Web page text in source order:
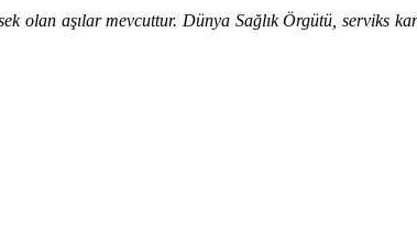
olan aşılar mevcuttur. Dünya Sağlık Örgütü, serviks